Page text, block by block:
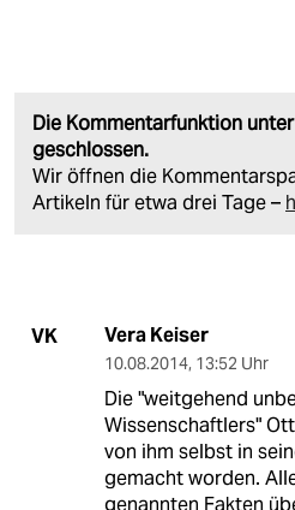
Die Kommentarfunktion
geschlossen.
Wir öffnen die
Artikeln für etwa drei Tage –
VK Vera Keiser
10.08.2014, 13:52 Uhr
Die "weitgehend
Wissenschaftlers"
von ihm selbst in
gemacht worden.
genannten Fakten